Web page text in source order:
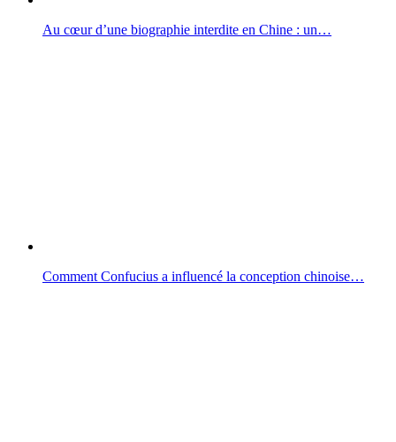
Au cœur d’une biographie interdite en Chine : un…
Comment Confucius a influencé la conception chinoise…